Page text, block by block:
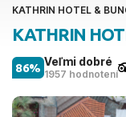
KATHRIN HOTEL &
KATHRIN
Veľmi dobré
1957 hodnotení
86%